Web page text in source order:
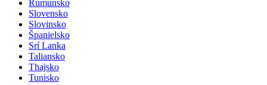
Rumunsko
Slovensko
Slovinsko
Španielsko
Srí Lanka
Taliansko
Thajsko
Tunisko